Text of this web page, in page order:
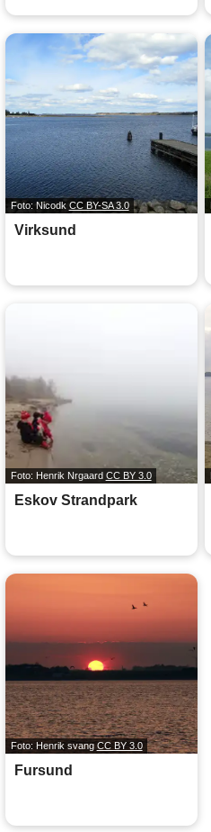
Foto: Nicodk CC BY-SA 3.0
Virksund
Foto: Henrik Nrgaard CC BY 3.0
Eskov Strandpark
Foto: Henrik svang CC BY 3.0
Fursund